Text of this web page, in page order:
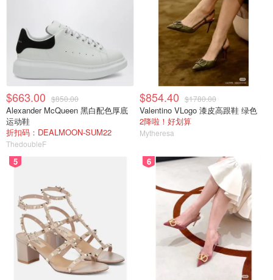
$663.00 $850.00
Alexander McQueen 黑白配色厚底
运动鞋
折扣码：DEALMOON-SUM22
ThedoubleF
$854.40 $1780.00
Valentino VLogo 漆皮高跟鞋 绿色
2降啦！好划算
Mytheresa
5 6